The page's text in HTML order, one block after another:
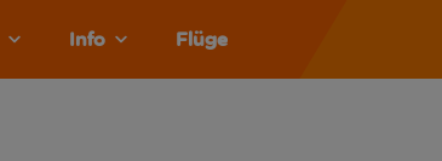
Info Flüge